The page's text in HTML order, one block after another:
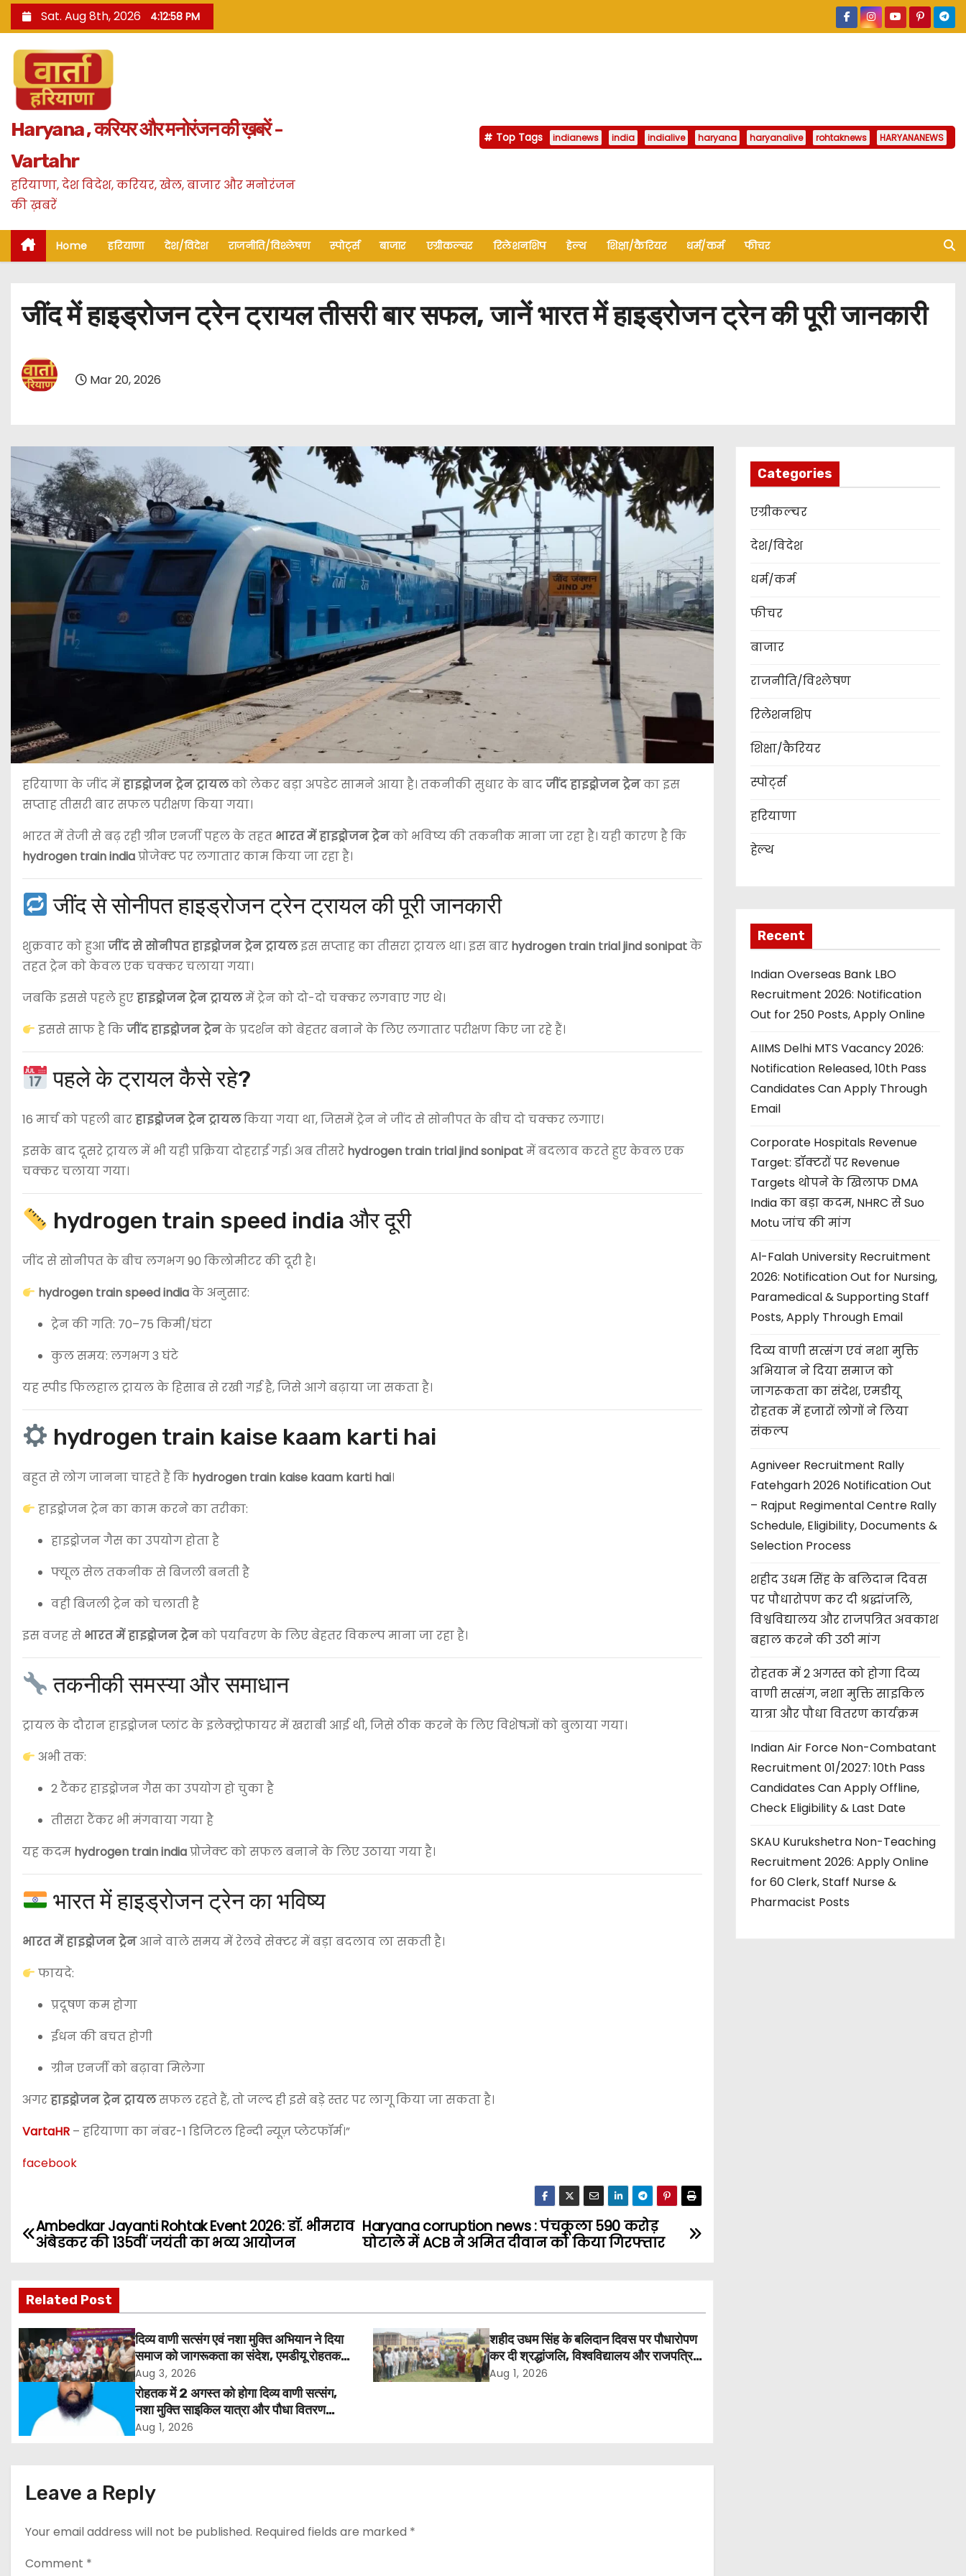
k
n
Sat. Aug 8th, 2026 4:12:59 PM
Haryana , करियर और मनोरंजन की ख़बरें -
Vartahr
हरियाणा, देश विदेश, करियर, खेल, बाजार और मनोरंजन
की ख़बरें
Top Tags indianews india indialive haryana haryanalive rohtaknews HARYANANEWS
Home हरियाणा देश/विदेश राजनीति/विश्लेषण स्पोर्ट्स बाजार एग्रीकल्चर रिलेशनशिप हेल्थ शिक्षा/कैरियर धर्म/कर्म फीचर
जींद में हाइड्रोजन ट्रेन ट्रायल तीसरी बार सफल, जानें भारत में हाइड्रोजन ट्रेन की पूरी जानकारी
Mar 20, 2026
हरियाणा के जींद मेंहाइड्रोजन ट्रेन ट्रायलको लेकर बड़ा अपडेट सामने आया है। तकनीकी सुधार के बादजींद हाइड्रोजन ट्रेनका इस
सप्ताह तीसरी बार सफल परीक्षण किया गया।
भारत में तेजी से बढ़ रही ग्रीन एनर्जी पहल के तहत भारत में हाइड्रोजन ट्रेनको भविष्य की तकनीक माना जा रहा है। यही कारण है कि
hydrogen train indiaप्रोजेक्ट पर लगातार काम किया जा रहा है।
जींद से सोनीपत हाइड्रोजन ट्रेन ट्रायल की पूरी जानकारी
शुक्रवार को हुआजींद से सोनीपत हाइड्रोजन ट्रेन ट्रायलइस सप्ताह का तीसरा ट्रायल था। इस बार hydrogen train trial jind sonipatके
तहत ट्रेन को केवल एक चक्कर चलाया गया।
जबकि इससे पहले हुएहाइड्रोजन ट्रेन ट्रायलमें ट्रेन को दो-दो चक्कर लगवाए गए थे।
इससे साफ है किजींद हाइड्रोजन ट्रेनके प्रदर्शन को बेहतर बनाने के लिए लगातार परीक्षण किए जा रहे हैं।
पहले के ट्रायल कैसे रहे?
16 मार्च को पहली बारहाइड्रोजन ट्रेन ट्रायलकिया गया था, जिसमें ट्रेन ने जींद से सोनीपत के बीच दो चक्कर लगाए।
इसके बाद दूसरे ट्रायल में भी यही प्रक्रिया दोहराई गई। अब तीसरे hydrogen train trial jind sonipatमें बदलाव करते हुए केवल एक
चक्कर चलाया गया।
hydrogen train speed india और दूरी
जींद से सोनीपत के बीच लगभग 90 किलोमीटर की दूरी है।
hydrogen train speed indiaके अनुसार:
ट्रेन की गति: 70–75 किमी/घंटा
कुल समय: लगभग 3 घंटे
यह स्पीड फिलहाल ट्रायल के हिसाब से रखी गई है, जिसे आगे बढ़ाया जा सकता है।
hydrogen train kaise kaam karti hai
बहुत से लोग जानना चाहते हैं कि hydrogen train kaise kaam karti hai।
हाइड्रोजन ट्रेन का काम करने का तरीका:
हाइड्रोजन गैस का उपयोग होता है
फ्यूल सेल तकनीक से बिजली बनती है
वही बिजली ट्रेन को चलाती है
इस वजह से भारत में हाइड्रोजन ट्रेनको पर्यावरण के लिए बेहतर विकल्प माना जा रहा है।
तकनीकी समस्या और समाधान
ट्रायल के दौरान हाइड्रोजन प्लांट के इलेक्ट्रोफायर में खराबी आई थी, जिसे ठीक करने के लिए विशेषज्ञों को बुलाया गया।
अभी तक:
2 टैंकर हाइड्रोजन गैस का उपयोग हो चुका है
तीसरा टैंकर भी मंगवाया गया है
यह कदम hydrogen train indiaप्रोजेक्ट को सफल बनाने के लिए उठाया गया है।
भारत में हाइड्रोजन ट्रेन का भविष्य
भारत में हाइड्रोजन ट्रेनआने वाले समय में रेलवे सेक्टर में बड़ा बदलाव ला सकती है।
फायदे:
प्रदूषण कम होगा
ईंधन की बचत होगी
ग्रीन एनर्जी को बढ़ावा मिलेगा
अगरहाइड्रोजन ट्रेन ट्रायलसफल रहते हैं, तो जल्द ही इसे बड़े स्तर पर लागू किया जा सकता है।
VartaHR – हरियाणा का नंबर-1 डिजिटल हिन्दी न्यूज़ प्लेटफॉर्म।”
facebook
P
s
t
n
a
i
a
t
i
Haryana corruption news : पंचकूला 590 करोड़
घोटाले में ACB ने अमित दीवान को किया गिरफ्तार
Ambedkar Jayanti Rohtak Event 2026: डॉ. भीमराव
अंबेडकर की 135वीं जयंती का भव्य आयोजन
Related Post
दिव्य वाणी सत्संग एवं नशा मुक्ति अभियान ने दिया
समाज को जागरूकता का संदेश, एमडीयू रोहतक में
हजारों लोगों ने लिया संकल्प
Aug 3, 2026
शहीद उधम सिंह के बलिदान दिवस पर पौधारोपण
कर दी श्रद्धांजलि, विश्वविद्यालय और राजपत्रित
अवकाश बहाल करने की उठी मांग
Aug 1, 2026
रोहतक में 2 अगस्त को होगा दिव्य वाणी सत्संग,
नशा मुक्ति साइकिल यात्रा और पौधा वितरण
कार्यक्रम
Aug 1, 2026
Leave a Reply
Your email address will not be published. Required fields are marked *
Comment *
Categories
एग्रीकल्चर
देश/विदेश
धर्म/कर्म
फीचर
बाजार
राजनीति/विश्लेषण
रिलेशनशिप
शिक्षा/कैरियर
स्पोर्ट्स
हरियाणा
हेल्थ
Recent
Indian Overseas Bank LBO
Recruitment 2026: Notification
Out for 250 Posts, Apply Online
AIIMS Delhi MTS Vacancy 2026:
Notification Released, 10th Pass
Candidates Can Apply Through
Email
Corporate Hospitals Revenue
Target: डॉक्टरों पर Revenue
Targets थोपने के खिलाफ DMA
India का बड़ा कदम, NHRC से Suo
Motu जांच की मांग
Al-Falah University Recruitment
2026: Notification Out for Nursing,
Paramedical & Supporting Staff
Posts, Apply Through Email
दिव्य वाणी सत्संग एवं नशा मुक्ति
अभियान ने दिया समाज को
जागरूकता का संदेश, एमडीयू
रोहतक में हजारों लोगों ने लिया
संकल्प
Agniveer Recruitment Rally
Fatehgarh 2026 Notification Out
– Rajput Regimental Centre Rally
Schedule, Eligibility, Documents &
Selection Process
शहीद उधम सिंह के बलिदान दिवस
पर पौधारोपण कर दी श्रद्धांजलि,
विश्वविद्यालय और राजपत्रित अवकाश
बहाल करने की उठी मांग
रोहतक में 2 अगस्त को होगा दिव्य
वाणी सत्संग, नशा मुक्ति साइकिल
यात्रा और पौधा वितरण कार्यक्रम
Indian Air Force Non-Combatant
Recruitment 01/2027: 10th Pass
Candidates Can Apply Offline,
Check Eligibility & Last Date
SKAU Kurukshetra Non-Teaching
Recruitment 2026: Apply Online
for 60 Clerk, Staff Nurse &
Pharmacist Posts